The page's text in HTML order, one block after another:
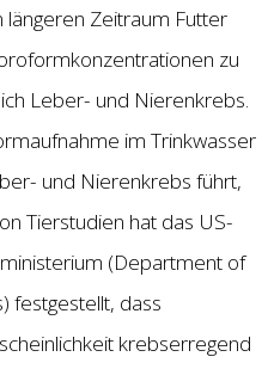
Zeitraum Futter
zu
Leber- und Nierenkrebs.
im Trinkwasser
und Nierenkrebs führt,
Tierstudien hat das US-
(Department of
festgestellt, dass
krebserregend